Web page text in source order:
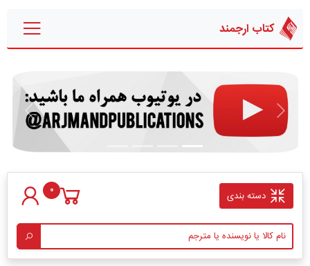
کتاب ارجمند
قبلی بعدی
دسته بندی 0